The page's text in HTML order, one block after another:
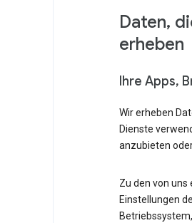
Daten,
erheben
Ihre Apps,
Wir erheben
Dienste
anzubieten
Zu den von uns
Einstellungen